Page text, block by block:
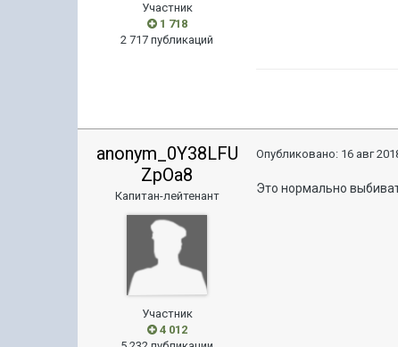
Участник
1 718
2 717 публикаций
anonym_0Y38LFU
ZpOa8
Капитан-лейтенант
Участник
4 012
Опубликовано: 16 авг
Это нормально